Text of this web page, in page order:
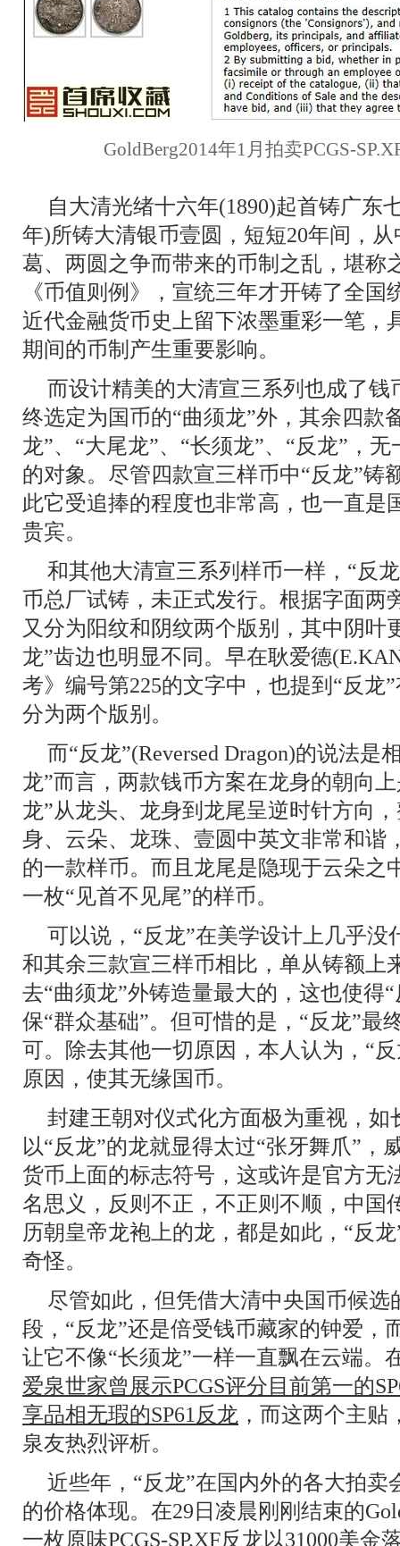
GoldBerg2014年1月拍卖PCGS-
自大清光绪十六年(1890)起首铸广东
年)所铸大清银币壹圆，短短20年间，
葛、两圆之争而带来的币制之乱，堪称
《币值则例》，宣统三年才开铸了全
近代金融货币史上留下浓墨重彩一笔，
期间的币制产生重要影响。
而设计精美的大清宣三系列也成了
终选定为国币的“曲须龙”外，其余四款
龙”、“大尾龙”、“长须龙”、“反龙”，
的对象。尽管四款宣三样币中“反龙”铸
此它受追捧的程度也非常高，也一直是
贵宾。
和其他大清宣三系列样币一样，“反
币总厂试铸，未正式发行。根据字面两
又分为阳纹和阴纹两个版别，其中阴叶
龙”齿边也明显不同。早在耿爱德
考》编号第225的文字中，也提到“反龙
分为两个版别。
而“反龙”(Reversed Dragon)的说法是
龙”而言，两款钱币方案在龙身的朝向
龙”从龙头、龙身到龙尾呈逆时针方向
身、云朵、龙珠、壹圆中英文非常和谐
的一款样币。而且龙尾是隐现于云朵之
一枚“见首不见尾”的样币。
可以说，“反龙”在美学设计上几乎
和其余三款宣三样币相比，单从铸额上
去“曲须龙”外铸造量最大的，这也使得
保“群众基础”。但可惜的是，“反龙”最
可。除去其他一切原因，本人认为，“
原因，使其无缘国币。
封建王朝对仪式化方面极为重视，如
以“反龙”的龙就显得太过“张牙舞爪”，
货币上面的标志符号，这或许是官方无
名思义，反则不正，不正则不顺，中国
历朝皇帝龙袍上的龙，都是如此，“反
奇怪。
尽管如此，但凭借大清中央国币候选
段，“反龙”还是倍受钱币藏家的钟爱，
让它不像“长须龙”一样一直飘在云端。
爱泉世家曾展示PCGS评分目前第一的
享品相无瑕的SP61反龙 ，而这两个主
泉友热烈评析。
近些年，“反龙”在国内外的各大拍
的价格体现。在29日凌晨刚刚结束的
一枚原味PCGS-SP.XF反龙以31000美金